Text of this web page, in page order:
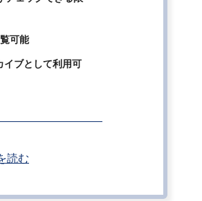
可能
イブとして利用可
読む